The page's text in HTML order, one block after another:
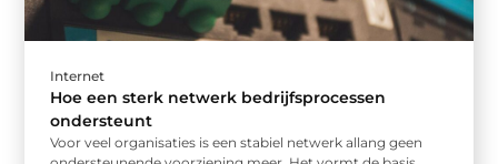
Internet
Hoe een sterk netwerk bedrijfsprocessen
ondersteunt
Voor veel organisaties is een stabiel netwerk allang geen